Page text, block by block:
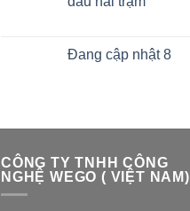
Đang cập nhật 8
CÔNG TY TNHH CÔNG
NGHỆ WEGO ( VIỆT NAM)